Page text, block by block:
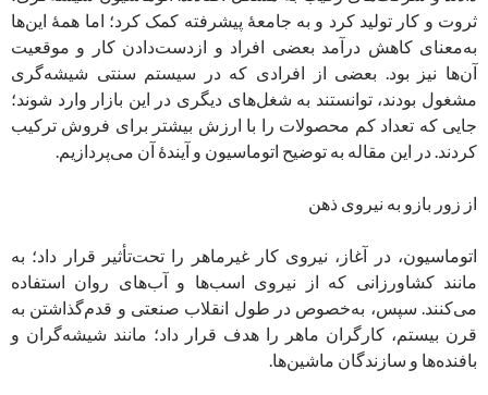
ثروت و کار تولید کرد و به جامعۀ پیشرفته کمک کرد؛ اما همۀ این‌ها
به‌معنای کاهش درآمد بعضی افراد و ازدست‌دادن کار و موقعیت
آن‌‌ها نیز بود. بعضی از افرادی که در سیستم سنتی شیشه‌گری
مشغول بودند، توانستند به شغل‌های دیگری در این بازار وارد شوند؛
جایی که تعداد کم محصولات را با ارزش بیشتر برای فروش ترکیب
کردند. در این مقاله به توضیح اتوماسیون و آیندۀ آن می‌پردازیم.
از زور بازو به نیروی ذهن
اتوماسیون، در آغاز، نیروی کار غیرماهر را تحت‌تأثیر قرار داد؛ به
مانند کشاورزانی که از نیروی اسب‌ها و آب‌های روان استفاده
می‌کنند. سپس، به‌خصوص در طول انقلاب صنعتی و قدم‌گذاشتن به
قرن بیستم، کارگران ماهر را هدف قرار داد؛ مانند شیشه‌گران و
بافنده‌ها و سازندگان ماشین‌ها.